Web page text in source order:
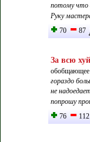
потому что
Руку
70
87
За всю
обобщающее
гораздо
не
попрошу
76
112